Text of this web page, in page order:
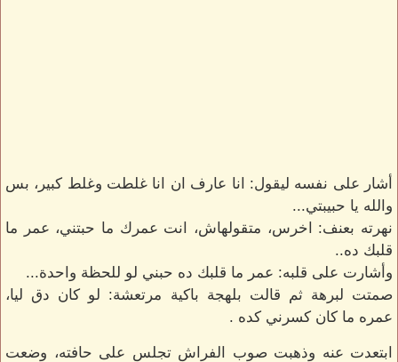
أشار على نفسه ليقول: انا عارف ان انا غلطت وغلط كبير، بس
والله يا حبيبتي...
نهرته بعنف: اخرس، متقولهاش، انت عمرك ما حبتني، عمر ما
قلبك ده..
وأشارت على قلبه: عمر ما قلبك ده حبني لو للحظة واحدة...
صمتت لبرهة ثم قالت بلهجة باكية مرتعشة: لو كان دق ليا،
عمره ما كان كسرني كده .
ابتعدت عنه وذهبت صوب الفراش تجلس على حافته، وضعت